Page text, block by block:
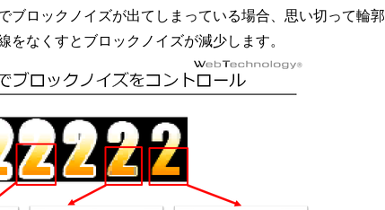
ブロックノイズが出てしまっている場合、思い切って輪郭
をなくすとブロックノイズが減少します。